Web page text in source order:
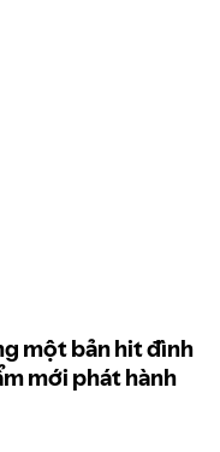
một bản hit đình
mới phát hành